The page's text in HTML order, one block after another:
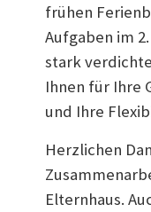
frühen
Aufgaben im
stark
Ihnen für Ihre
und Ihre
Herzlichen
Elternhaus.